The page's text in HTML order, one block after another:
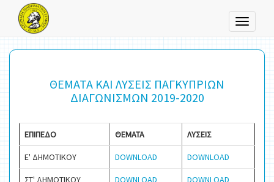
Toggle
ΘΕΜΑΤΑ ΚΑΙ ΛΥΣΕΙΣ ΠΑΓΚΥΠΡΙΩΝ
ΔΙΑΓΩΝΙΣΜΩΝ 2019-2020
ΕΠΙΠΕΔΟ ΘΕΜΑΤΑ ΛΥΣΕΙΣ
Ε' ΔΗΜΟΤΙΚΟΥ DOWNLOAD DOWNLOAD
ΣΤ' ΔΗΜΟΤΙΚΟΥ DOWNLOAD DOWNLOAD